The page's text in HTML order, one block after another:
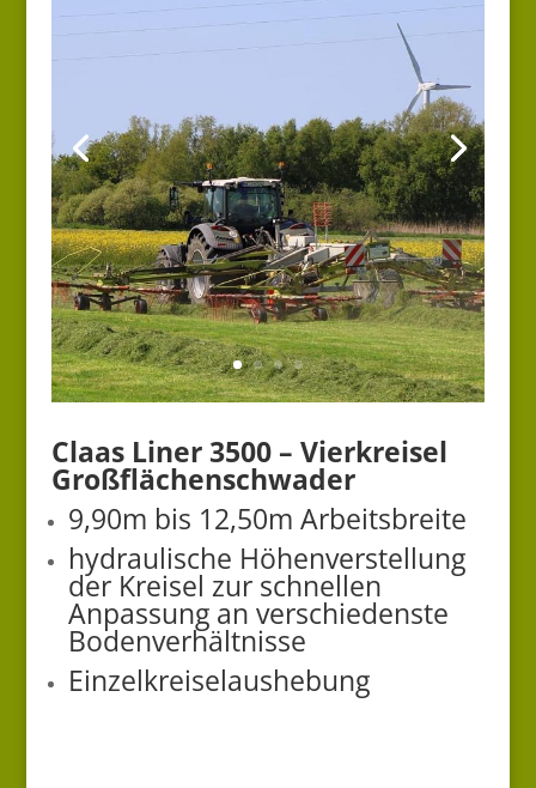
Claas Liner 3500 – Vierkreisel
Großflächenschwader
9,90m bis 12,50m Arbeitsbreite
hydraulische Höhenverstellung
der Kreisel zur schnellen
Anpassung an verschiedenste
Bodenverhältnisse
Einzelkreiselaushebung